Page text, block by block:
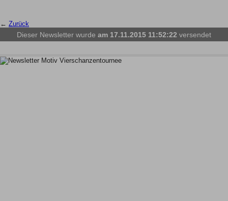
← Zurück
Dieser Newsletter wurde am 17.11.2015 11:52:22 versendet